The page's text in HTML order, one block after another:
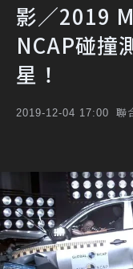
影／2019
NCAP碰
星！
2019-12-04 17:00 聯